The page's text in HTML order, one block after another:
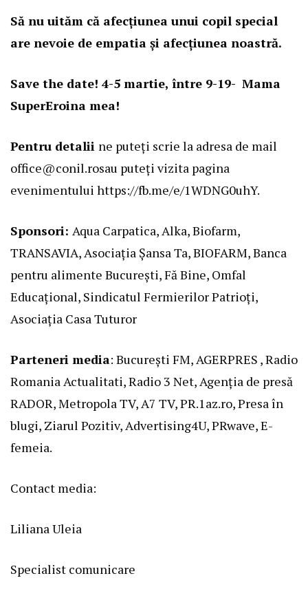
Să nu uităm că afecțiunea unui copil special
are nevoie de empatia și afecțiunea noastră.
Save the date! 4-5 martie, între 9-19- Mama
SuperEroina mea!
Pentru detalii ne puteți scrie la adresa de mail
office@conil.rosau puteți vizita pagina
evenimentului https://fb.me/e/1WDNG0uhY.
Sponsori: Aqua Carpatica, Alka, Biofarm,
TRANSAVIA, Asociația Șansa Ta, BIOFARM, Banca
pentru alimente București, Fă Bine, Omfal
Educațional, Sindicatul Fermierilor Patrioți,
Asociația Casa Tuturor
Parteneri media: București FM, AGERPRES , Radio
Romania Actualitati, Radio 3 Net, Agenția de presă
RADOR, Metropola TV, A7 TV, PR.1az.ro, Presa în
blugi, Ziarul Pozitiv, Advertising4U, PRwave, E-
femeia.
Contact media:
Liliana Uleia
Specialist comunicare